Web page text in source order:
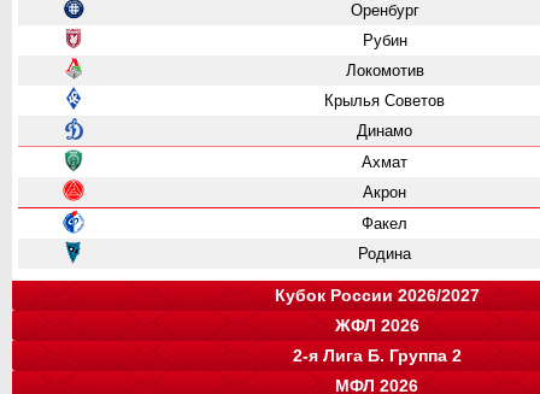
Оренбург
Рубин
Локомотив
Крылья Советов
Динамо
Ахмат
Акрон
Факел
Родина
Кубок России 2026/2027
Группа "A"
СПАРТАК
Группа "B"
Динамо
Группа "C"
Крылья Советов
Группа "D"
Ростов
ЖФЛ 2026
команда 2-я Лига Б. Группа 2
МФЛ 2026